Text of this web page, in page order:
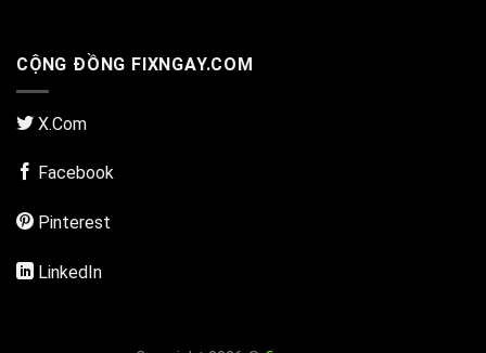
CỘNG ĐỒNG FIXNGAY.COM
X.Com
Facebook
Pinterest
LinkedIn